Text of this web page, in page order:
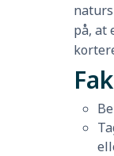
på, at